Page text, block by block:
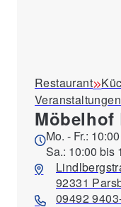
Restaurant
Veranstaltungen
Möbelhof
Mo. - Fr.:
Sa.: 10:00 bis
92331
09492